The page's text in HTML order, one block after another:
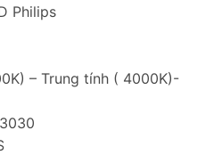
Philips
– Trung tính ( 4000K)-